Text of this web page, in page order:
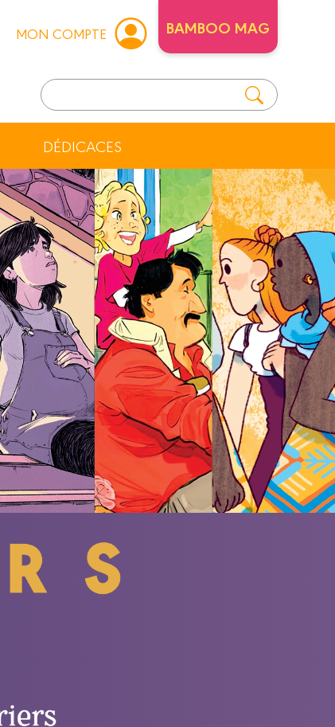
MON COMPTE BAMBOO MAG
DÉDICACES